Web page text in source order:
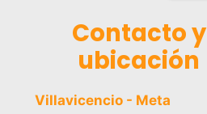
Contacto y
ubicación
Villavicencio - Meta